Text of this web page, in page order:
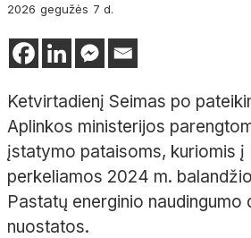
2026 gegužės 7 d.
Ketvirtadienį Seimas po
Aplinkos ministerijos
įstatymo pataisoms, kuriomis į
perkeliamos 2024 m.
Pastatų energinio naudingumo
nuostatos.